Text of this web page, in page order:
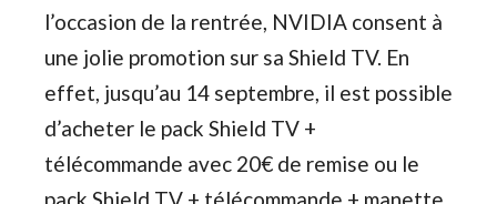
l’occasion de la rentrée, NVIDIA consent à
une jolie promotion sur sa Shield TV. En
effet, jusqu’au 14 septembre, il est possible
d’acheter le pack Shield TV +
télécommande avec 20€ de remise ou le